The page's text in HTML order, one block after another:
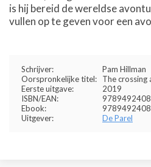
is hij bereid de wereldse
vullen op te geven voor een
Schrijver:
Pam Hillman
Oorspronkelijke titel:
The crossing
Eerste uitgave:
2019
ISBN/EAN:
Ebook:
Uitgever:
De Parel